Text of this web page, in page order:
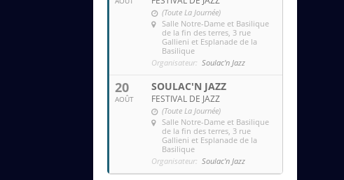
(Toute La Journée)
Salle Notre-Dame et Basilique
de la fin des terres , 3 rue
Gallieni et Esplanade de la
Basilique
Organisateur: Soulac'n Jazz
20
AOÛT
SOULAC'N JAZZ
FESTIVAL DE JAZZ
(Toute La Journée)
Salle Notre-Dame et Basilique
de la fin des terres , 3 rue
Gallieni et Esplanade de la
Basilique
Organisateur: Soulac'n Jazz